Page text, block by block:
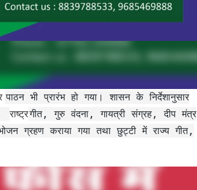
पाठन भी प्रारंभ हो गया। शासन के निर्देशानुसार
राष्ट्रगीत, गुरु वंदना, गायत्री संग्रह, दीप मंत्र
ग्रहण कराया गया तथा छुट्टी में राज्य गीत,